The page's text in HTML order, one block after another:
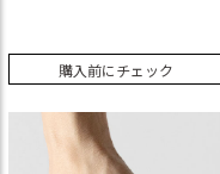
購入前にチェック